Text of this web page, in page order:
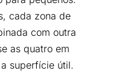
cada zona de
com outra
as quatro em
superfície útil.